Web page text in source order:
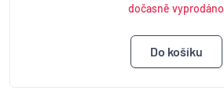
dočasně vyprodáno